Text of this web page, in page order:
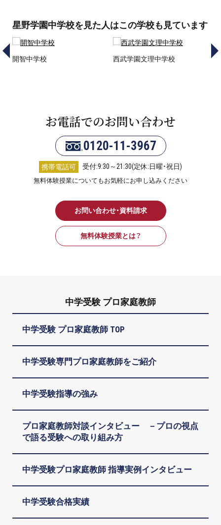
星野学園中学校を見た人はこの学校も見ています
開智中学校 西武学園文理中学校
お電話でのお問い合わせ
0120-11-3967
携帯電話可 受付:9:30～21:30(定休:日曜・祝日)
無料体験授業についてもお気軽にお申し込みください
お問い合わせ・資料請求
無料体験授業とは？
中学受験 プロ家庭教師
中学受験 プロ家庭教師 TOP
中学受験専門プロ家庭教師をご紹介
中学受験指導の強み
プロ家庭教師対談インタビュー －プロの視点
で語る受験への取り組み方
中学受験プロ家庭教師 指導実例インタビュー
中学受験合格実績